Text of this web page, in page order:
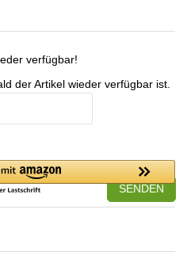
verfügbar!
der Artikel wieder verfügbar ist.
SENDEN